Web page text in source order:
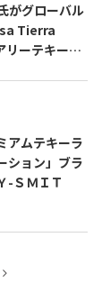
がグローバル
Tierra
ーテキーラ
アムテキーラ
ション」ブラ
-ＳＭＩＴ